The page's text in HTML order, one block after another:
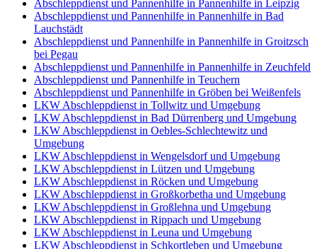
Abschleppdienst und Pannenhilfe in Pannenhilfe in Leipzig
Abschleppdienst und Pannenhilfe in Pannenhilfe in Bad
Lauchstädt
Abschleppdienst und Pannenhilfe in Pannenhilfe in Groitzsch
bei Pegau
Abschleppdienst und Pannenhilfe in Pannenhilfe in Zeuchfeld
Abschleppdienst und Pannenhilfe in Teuchern
Abschleppdienst und Pannenhilfe in Gröben bei Weißenfels
LKW Abschleppdienst in Tollwitz und Umgebung
LKW Abschleppdienst in Bad Dürrenberg und Umgebung
LKW Abschleppdienst in Oebles-Schlechtewitz und
Umgebung
LKW Abschleppdienst in Wengelsdorf und Umgebung
LKW Abschleppdienst in Lützen und Umgebung
LKW Abschleppdienst in Röcken und Umgebung
LKW Abschleppdienst in Großkorbetha und Umgebung
LKW Abschleppdienst in Großlehna und Umgebung
LKW Abschleppdienst in Rippach und Umgebung
LKW Abschleppdienst in Leuna und Umgebung
LKW Abschleppdienst in Schkortleben und Umgebung